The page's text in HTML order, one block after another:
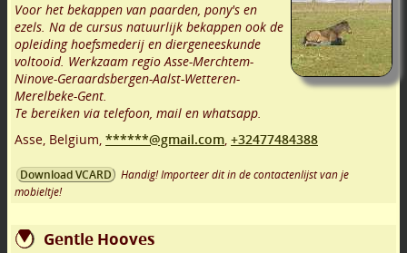
Voor het bekappen van paarden, pony's en
ezels. Na de cursus natuurlijk bekappen ook de
opleiding hoefsmederij en diergeneeskunde
voltooid. Werkzaam regio Asse-Merchtem-
Ninove-Geraardsbergen-Aalst-Wetteren-
Merelbeke-Gent.
Te bereiken via telefoon, mail en whatsapp.
Asse, Belgium, ******@gmail.com, +32477484388
Download VCARD
Handig! Importeer dit in de contactenlijst van je
mobieltje!
Gentle Hooves